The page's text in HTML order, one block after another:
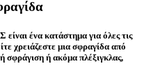
είναι ένα κατάστημα για όλες τις
χρειάζεστε μια σφραγίδα από
σφράγιση ή ακόμα πλέξιγκλας,